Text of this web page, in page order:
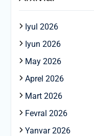
Iyul 2026
Iyun 2026
May 2026
Aprel 2026
Mart 2026
Fevral 2026
Yanvar 2026